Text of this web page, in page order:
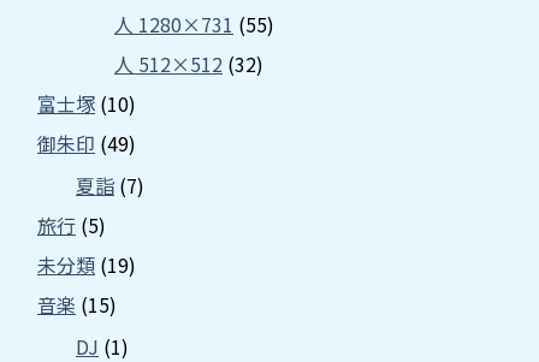
人 1280×731 (55)
人 512×512 (32)
富士塚 (10)
御朱印 (49)
夏詣 (7)
旅行 (5)
未分類 (19)
音楽 (15)
DJ (1)